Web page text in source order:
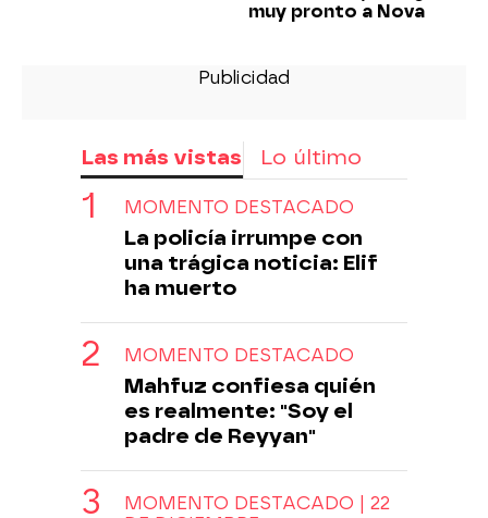
muy pronto a Nova
Las más vistas Lo último
MOMENTO DESTACADO
La policía irrumpe con
una trágica noticia: Elif
ha muerto
MOMENTO DESTACADO
Mahfuz confiesa quién
es realmente: "Soy el
padre de Reyyan"
MOMENTO DESTACADO | 22